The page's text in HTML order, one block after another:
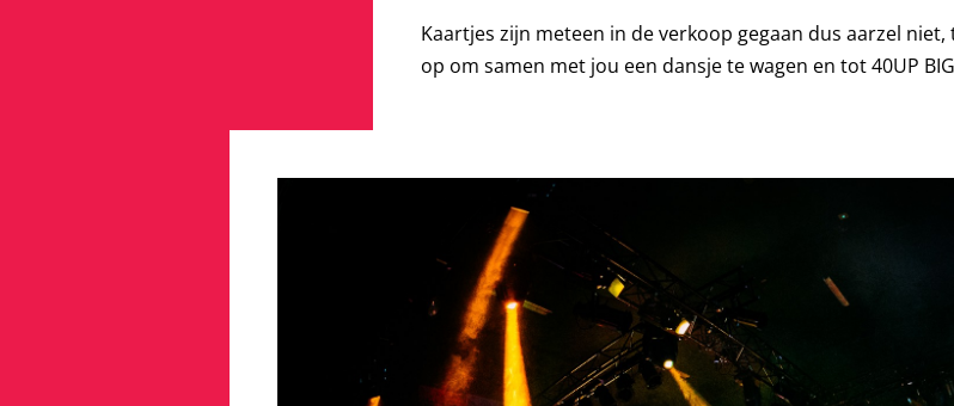
Kaartjes zijn meteen in de verkoop gegaan dus aarzel
op om samen met jou een dansje te wagen en tot 40UP